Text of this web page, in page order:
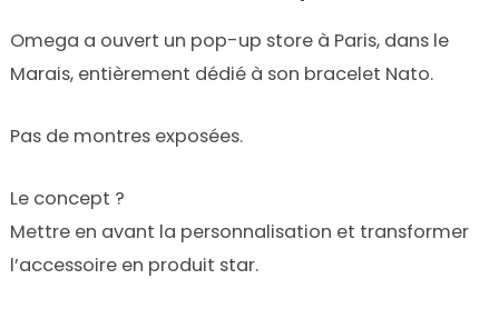
Omega a ouvert un pop-up store à Paris, dans le
Marais, entièrement dédié à son bracelet Nato.
Pas de montres exposées.
Le concept ?
Mettre en avant la personnalisation et transformer
l’accessoire en produit star.